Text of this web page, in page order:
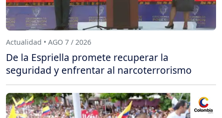
Actualidad • AGO 7 / 2026
De la Espriella promete recuperar la
seguridad y enfrentar al narcoterrorismo